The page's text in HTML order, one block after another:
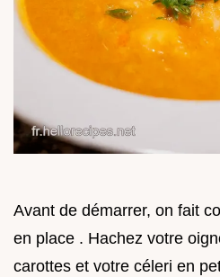
Avant de démarrer, on fait
en place . Hachez votre
carottes et votre céleri en